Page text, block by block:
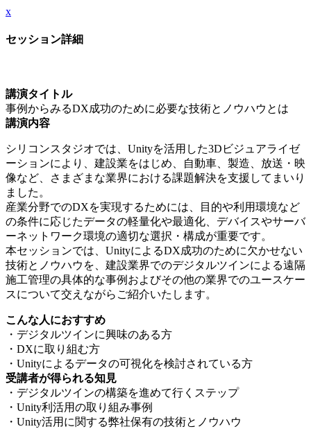
x
セッション詳細
講演タイトル
事例からみるDX成功のために必要な技術とノウハウとは
講演内容
シリコンスタジオでは、Unityを活用した3Dビジュアライゼ
ーションにより、建設業をはじめ、自動車、製造、放送・映
像など、さまざまな業界における課題解決を支援してまいり
ました。
産業分野でのDXを実現するためには、目的や利用環境など
の条件に応じたデータの軽量化や最適化、デバイスやサーバ
ーネットワーク環境の適切な選択・構成が重要です。
本セッションでは、UnityによるDX成功のために欠かせない
技術とノウハウを、建設業界でのデジタルツインによる遠隔
施工管理の具体的な事例およびその他の業界でのユースケー
スについて交えながらご紹介いたします。
こんな人におすすめ
・デジタルツインに興味のある方
・DXに取り組む方
・Unityによるデータの可視化を検討されている方
受講者が得られる知見
・デジタルツインの構築を進めて行くステップ
・Unity利活用の取り組み事例
・Unity活用に関する弊社保有の技術とノウハウ